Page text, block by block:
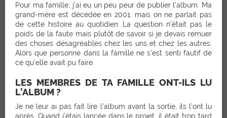
Pour ma famille, j’ai eu un peu peur de publier l’album. Ma
grand-mère est décédée en 2001, mais on ne parlait pas
de cette histoire au quotidien. La question n’était pas le
poids de la faute mais plutôt de savoir si je devais remuer
des choses désagréables chez les uns et chez les autres.
Alors que personne dans la famille ne s’est senti fautif de
ce qu’elle avait pu faire.
LES MEMBRES DE TA FAMILLE ONT-ILS LU
L’ALBUM ?
Je ne leur ai pas fait lire l’album avant la sortie, ils l’ont lu
après. Quand j’étais lancée dans le projet, il était trop tard